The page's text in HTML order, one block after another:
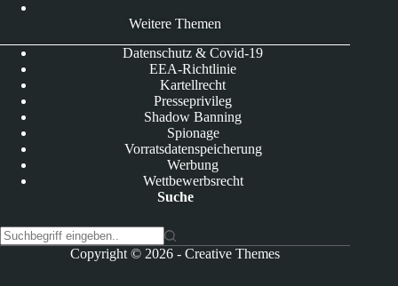
Weitere Themen
Datenschutz & Covid-19
EEA-Richtlinie
Kartellrecht
Presseprivileg
Shadow Banning
Spionage
Vorratsdatenspeicherung
Werbung
Wettbewerbsrecht
Suche
Copyright © 2026 -Creative Themes